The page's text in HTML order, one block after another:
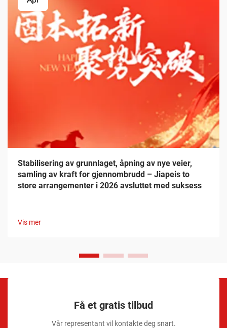
Stabilisering av grunnlaget, åpning av nye veier,
samling av kraft for gjennombrudd – Jiapeis to
store arrangementer i 2026 avsluttet med suksess
Vis mer
Få et gratis tilbud
Vår representant vil kontakte deg snart.